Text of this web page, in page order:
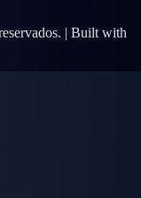
| Built with